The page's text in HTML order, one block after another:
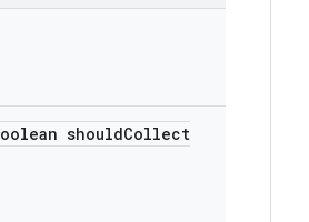
shouldCollect